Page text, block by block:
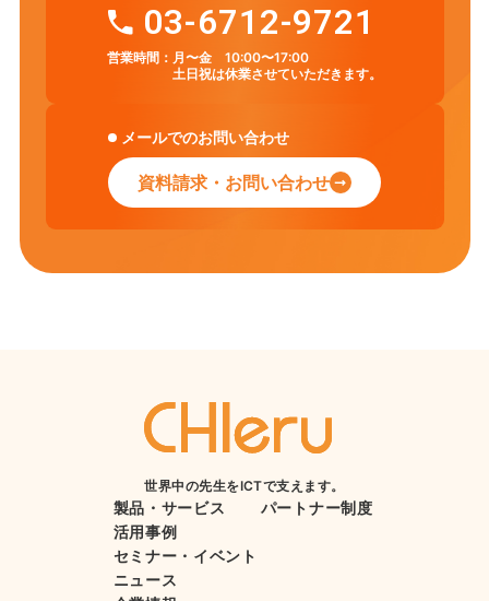
03-6712-9721
営業時間： 月〜金 10:00〜17:00
土日祝は休業させていただきます。
メールでのお問い合わせ
資料請求・お問い合わせ
世界中の先生をICTで支えます。
製品・サービス
活用事例
セミナー・イベント
ニュース
パートナー制度